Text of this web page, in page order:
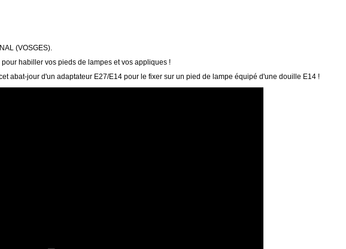
(VOSGES).
habiller vos pieds de lampes et vos appliques !
abat-jour d'un adaptateur E27/E14 pour le fixer sur un pied de lampe équipé d'une douille E14 !